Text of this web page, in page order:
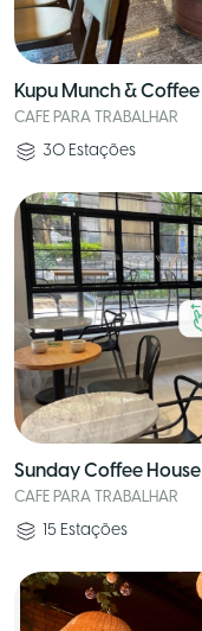
Kupu Munch & Coffee
CAFE PARA TRABALHAR
30 Estações
Sunday Coffee House
CAFE PARA TRABALHAR
15 Estações